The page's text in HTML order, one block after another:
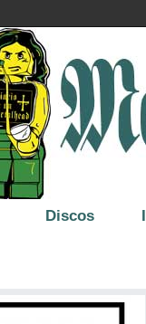
Discos